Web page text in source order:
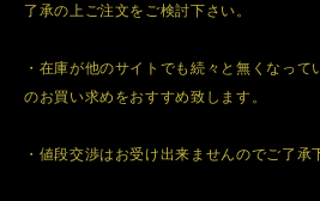
了承の上ご注文をご検討下さい。
・在庫が他のサイトでも続々と無くなっ
のお買い求めをおすすめ致します。
・値段交渉はお受け出来ませんのでご了承